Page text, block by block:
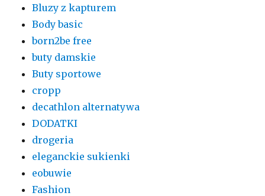
Bluzy z kapturem
Body basic
born2be free
buty damskie
Buty sportowe
cropp
decathlon alternatywa
DODATKI
drogeria
eleganckie sukienki
eobuwie
Fashion